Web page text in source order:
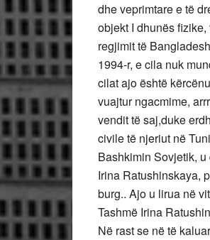
dhe veprimtare e të
objekt I dhunës
regjimit të
1994-r, e cila nuk
cilat ajo është
vuajtur ngacmime,
vendit të saj,duke
civile të njeriut në
Bashkimin Sovjetik,
Irina Ratushinskaya,
burg.. Ajo u lirua në
Tashmë Irina
Në rast se në të